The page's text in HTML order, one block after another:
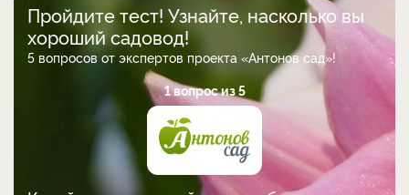
Пройдите тест! Узнайте, насколько вы
хороший садовод!
5 вопросов от экспертов проекта «Антонов сад»!
1 вопрос из 5